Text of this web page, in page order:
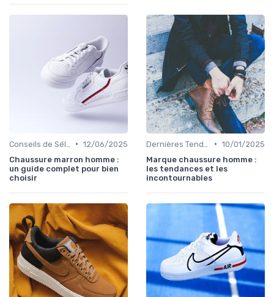
• 12/06/2025
Chaussure marron homme :
un guide complet pour bien
choisir
• 10/01/2025
Marque chaussure homme :
les tendances et les
incontournables